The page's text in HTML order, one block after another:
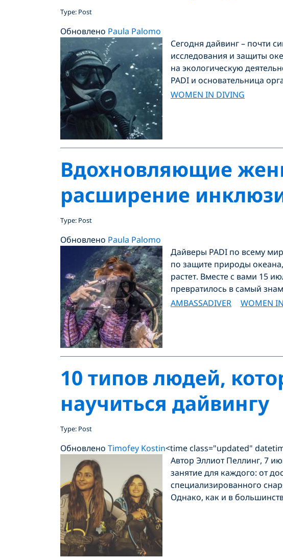
Type: Post
Обновлено Paula Palomo
Сегодня дайвинг – почти
исследования и защиты
на экологическую
PADI и основательница
WOMEN IN DIVING
Вдохновляющие
расширение
Type: Post
Обновлено Paula Palomo
Дайверы PADI по всему
по защите природы
растет. Вместе с вами 15
превратилось в самый
AMBASSADIVER
WOMEN
10 типов людей,
научиться дайвингу
Type: Post
Обновлено Timofey Kostin<time class="updated"
Автор Эллиот Пеллинг, 7
занятие для каждого: от
специализированного
Однако, как и в